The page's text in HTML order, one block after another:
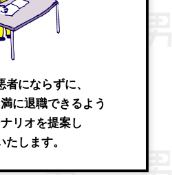
者にならずに、
に退職できるよう
リオを提案し
たします。